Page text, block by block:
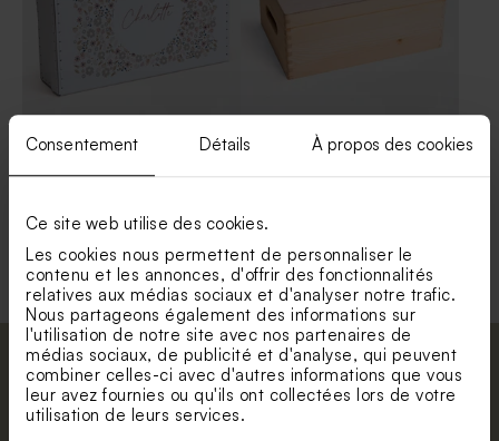
Consentement Détails À propos des cookies
Ce site web utilise des cookies.
Les cookies nous permettent de personnaliser le
contenu et les annonces, d'offrir des fonctionnalités
relatives aux médias sociaux et d'analyser notre trafic.
Nous partageons également des informations sur
l'utilisation de notre site avec nos partenaires de
médias sociaux, de publicité et d'analyse, qui peuvent
combiner celles-ci avec d'autres informations que vous
leur avez fournies ou qu'ils ont collectées lors de votre
utilisation de leurs services.
Valisette de naissance
champ de fleurs
Boîte à souvenirs en bois
naissance montgolfière
Nouveautés
Abonnez-vous à la newsletter et restez
informé. Petite surprise : bénéficiez de 5%
de réduction.